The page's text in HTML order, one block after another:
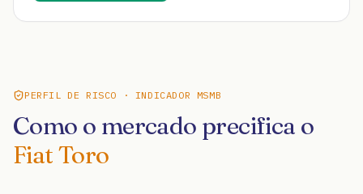
PERFIL DE RISCO · INDICADOR MSMB
Como o mercado precifica o
Fiat Toro